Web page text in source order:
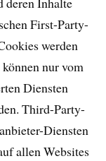
First-Party-
werden
nur vom
Diensten
Third-Party-
Diensten
allen Websites